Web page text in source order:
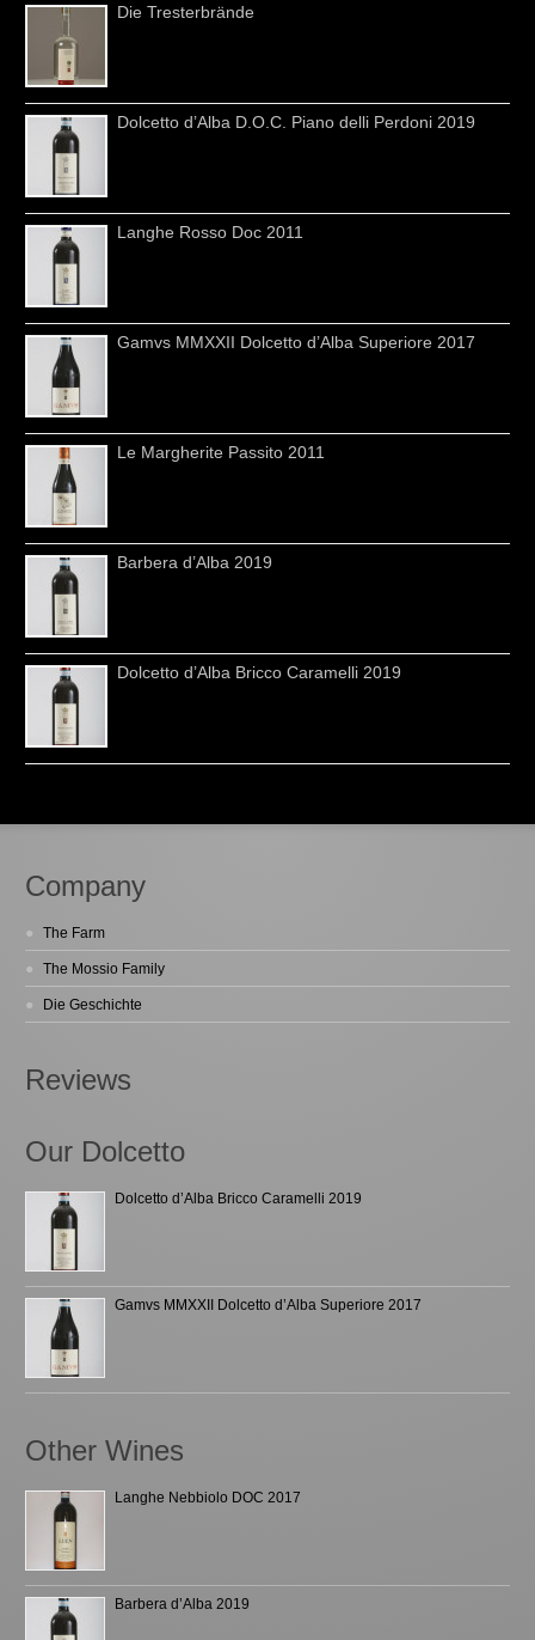
Die Tresterbrände
Dolcetto d’Alba D.O.C. Piano delli Perdoni 2019
Langhe Rosso Doc 2011
Gamvs MMXXII Dolcetto d’Alba Superiore 2017
Le Margherite Passito 2011
Barbera d’Alba 2019
Dolcetto d’Alba Bricco Caramelli 2019
Company
The Farm
The Mossio Family
Die Geschichte
Reviews
Our Dolcetto
Dolcetto d’Alba Bricco Caramelli 2019
Gamvs MMXXII Dolcetto d’Alba Superiore 2017
Other Wines
Langhe Nebbiolo DOC 2017
Barbera d’Alba 2019